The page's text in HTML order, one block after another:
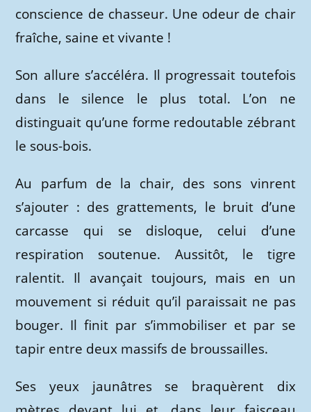
conscience de chasseur. Une odeur de chair
fraîche, saine et vivante !
Son allure s’accéléra. Il progressait toutefois
dans le silence le plus total. L’on ne
distinguait qu’une forme redoutable zébrant
le sous-bois.
Au parfum de la chair, des sons vinrent
s’ajouter : des grattements, le bruit d’une
carcasse qui se disloque, celui d’une
respiration soutenue. Aussitôt, le tigre
ralentit. Il avançait toujours, mais en un
mouvement si réduit qu’il paraissait ne pas
bouger. Il finit par s’immobiliser et par se
tapir entre deux massifs de broussailles.
Ses yeux jaunâtres se braquèrent dix